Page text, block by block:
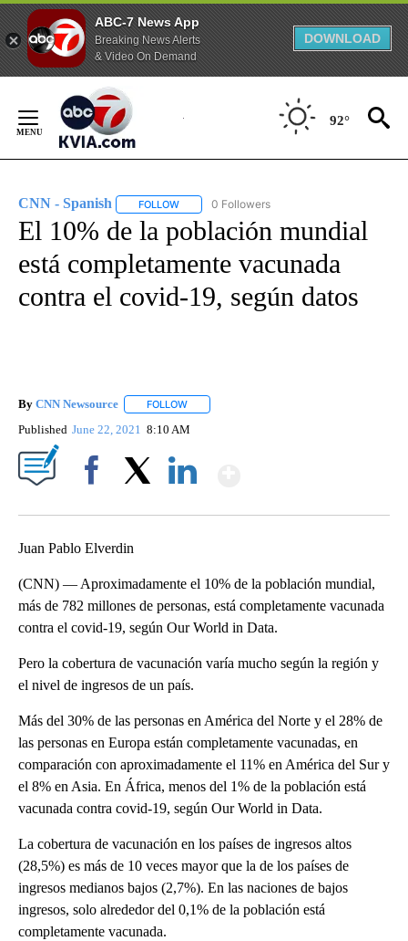
ABC-7 News App
Breaking News Alerts
& Video On Demand
DOWNLOAD
Content
92°
CNN - Spanish FOLLOW FOLLOW "CNN - SPANISH" TO RECEIVE
0 Followers
El 10% de la población mundial
está completamente vacunada
contra el covid-19, según datos
By CNN Newsource FOLLOW
Published June 22, 2021 8:10 AM
Juan Pablo Elverdin
(CNN) — Aproximadamente el 10% de la población mundial,
más de 782 millones de personas, está completamente vacunada
contra el covid-19, según Our World in Data.
Pero la cobertura de vacunación varía mucho según la región y
el nivel de ingresos de un país.
Más del 30% de las personas en América del Norte y el 28% de
las personas en Europa están completamente vacunadas, en
comparación con aproximadamente el 11% en América del Sur y
el 8% en Asia. En África, menos del 1% de la población está
vacunada contra covid-19, según Our World in Data.
La cobertura de vacunación en los países de ingresos altos
(28,5%) es más de 10 veces mayor que la de los países de
ingresos medianos bajos (2,7%). En las naciones de bajos
ingresos, solo alrededor del 0,1% de la población está
completamente vacunada.